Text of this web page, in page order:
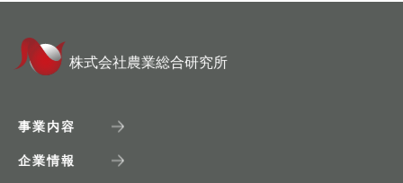
株式会社農業総合研究所
事業内容
企業情報